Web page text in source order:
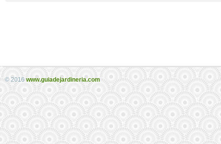
© 2016 www.guiadejardineria.com